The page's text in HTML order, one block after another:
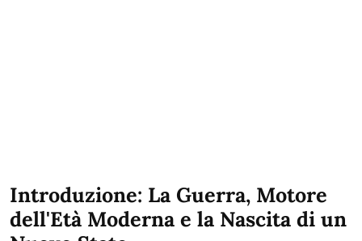
Introduzione: La Guerra, Motore
dell'Età Moderna e la Nascita di un